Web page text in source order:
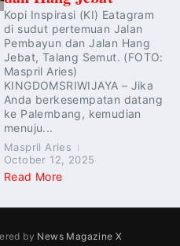
Kopi Inspirasi (KI) Eatagram
di sudut pertemuan Jalan
Pembayun dan Jalan Hang
Jebat, Talang Semut. (FOTO:
Maspril Aries)
KINGDOMSRIWIJAYA – Jika
Anda berkesempatan datang
ke Palembang, kemudian
menuju...
Maspril Aries
October 12, 2025
Read More
by News Magazine X